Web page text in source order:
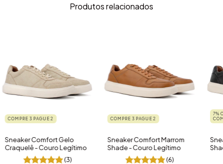
Produtos relacionados
COMPRE 3 PAGUE 2
Sneaker Comfort Gelo
Craquelê - Couro Legítimo
(3)
COMPRE 3 PAGUE 2
Sneaker Comfort Marrom
Shade - Couro Legítimo
(6)
7%